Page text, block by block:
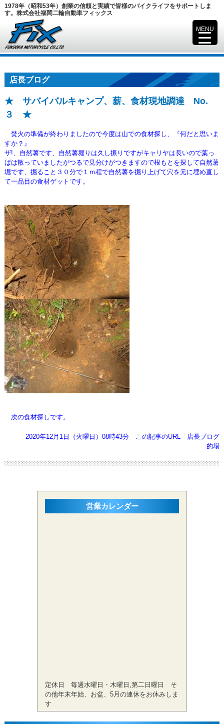
1978年（昭和53年）創業の信頼と実績で皆様のバイクライフをサポートしま
す。株式会社福岡二輪自動車フィックス
店長ブログ
★ サバイバルキャンプ、薪、食材現地調達 No.
３ ★
焚火の準備が終わりましたので今度は山での食材探し、『何だと思いま
すか？』
ザ!、自然薯です、自然薯堀りは久し振りですがキャリヤは長いので葉っ
ぱは散っていましたがつるで見分けがつきますので根もとを探して自然薯
堀です、掘ること３０分で１ｍ程で自然薯を掘り上げて穴を元に埋め直し
て一品目の食材ゲットです。
次の食材探しです。
2020年12月1日（火曜日）08時43分 この記事のURL
店長ブログ
的場
営業カレンダー
定休日 毎週水曜日・木曜日,第二日曜日 そ
の他年末年始、お盆、5月の連休をお休みしま
す
MENU
▼